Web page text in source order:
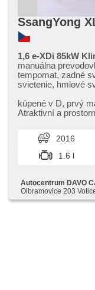
SsangYong
1,6 e-XDi 85kW
manuálna
tempomat, zadné
svietenie, hmlové
zadné sedadlá,
USB, stabilizácia
airbag, deaktivácia
volant,
ovládanie
sklá, vyhrievané
imobilizér, GPS
stieračov, senzor
zadná lakťová
kúpené v D,​ prvý
Atraktivní a
2016
1.6 l
Autocentrum DAVO
Olbramovice 203